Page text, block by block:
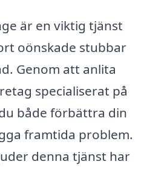
är en viktig tjänst
oönskade stubbar
Genom att anlita
specialiserat på
både förbättra din
framtida problem.
denna tjänst har